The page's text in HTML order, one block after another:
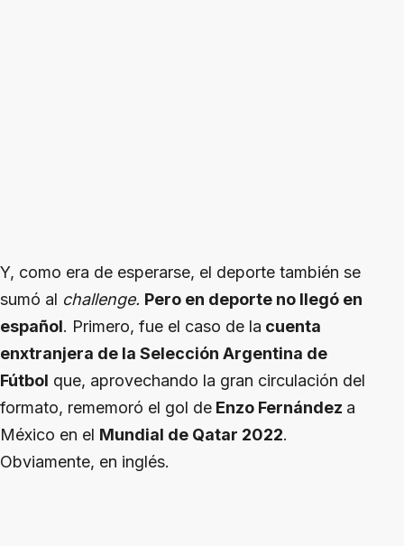
Y, como era de esperarse, el deporte también se
sumó al challenge. Pero en deporte no llegó en
español. Primero, fue el caso de la cuenta
enxtranjera de la Selección Argentina de
Fútbol que, aprovechando la gran circulación del
formato, rememoró el gol de Enzo Fernández a
México en el Mundial de Qatar 2022.
Obviamente, en inglés.